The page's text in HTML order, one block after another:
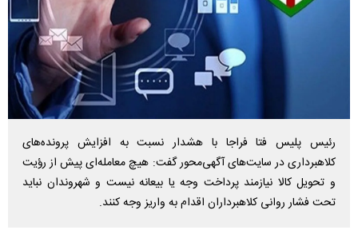
رئیس پلیس فتا فراجا با هشدار نسبت به افزایش پرونده‌های
کلاهبرداری در سایت‌های آگهی‌محور گفت: هیچ معامله‌ای پیش از رؤیت
و تحویل کالا نیازمند پرداخت وجه یا بیعانه نیست و شهروندان نباید
تحت فشار روانی کلاهبرداران اقدام به واریز وجه کنند.